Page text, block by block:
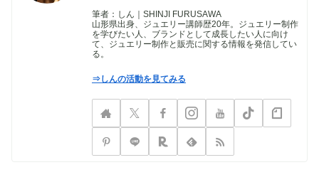
筆者：しん｜SHINJI FURUSAWA
山形県出身、ジュエリー講師歴20年。ジュエリー制作
を学びたい人、ブランドとして成長したい人に向け
て、ジュエリー制作と販売に関する情報を発信してい
る。
⇒しんの活動を見てみる